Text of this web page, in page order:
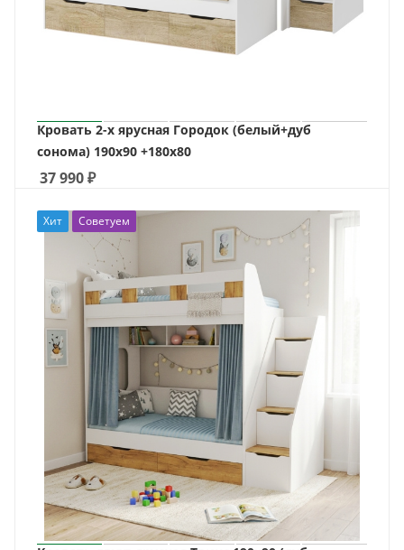
Кровать 2-х ярусная Городок (белый+дуб
сонома) 190х90 +180х80
37 990₽
Хит Советуем